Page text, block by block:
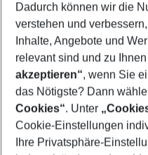
Who will travel
2 adults No children
Show
Dadurch können wir die
verstehen und
Inhalte, Angebote und
relevant sind und zu
akzeptieren“, wenn Sie
das Nötigste? Dann
Cookies“. Unter
Cookie-Einstellungen
Ihre Privatsphäre-